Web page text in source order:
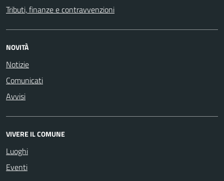
Tributi, finanze e contravvenzioni
NOVITÀ
Notizie
Comunicati
Avvisi
VIVERE IL COMUNE
Luoghi
Eventi